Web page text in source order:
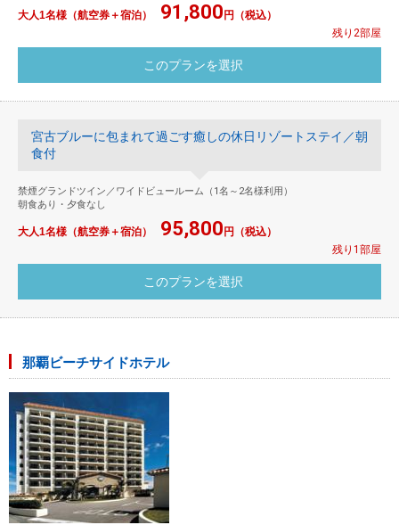
大人1名様（航空券＋宿泊） 91,800 円（税込）
残り2部屋
宮古ブルーに包まれて過ごす癒しの休日リゾートステイ／朝
食付
禁煙グランドツイン／ワイドビュールーム（1名～2名様利用）
朝食あり・夕食なし
大人1名様（航空券＋宿泊） 95,800 円（税込）
残り1部屋
那覇ビーチサイドホテル